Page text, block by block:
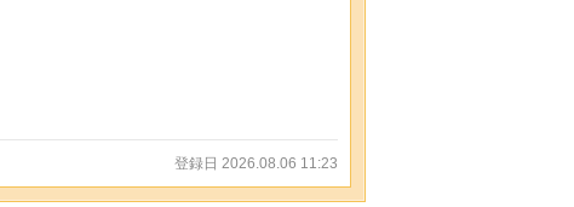
登録日 2026.08.06 11:23